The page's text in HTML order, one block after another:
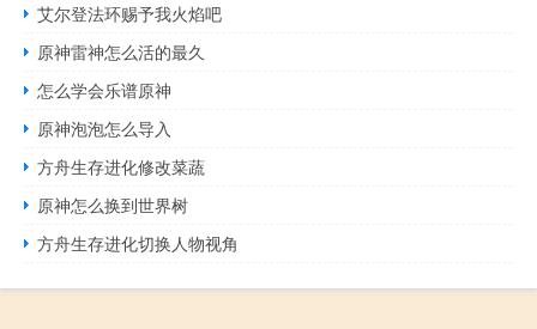
艾尔登法环赐予我火焰吧
原神雷神怎么活的最久
怎么学会乐谱原神
原神泡泡怎么导入
方舟生存进化修改菜蔬
原神怎么换到世界树
方舟生存进化切换人物视角